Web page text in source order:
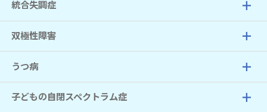
統合失調症
双極性障害
うつ病
子どもの自閉スペクトラム症